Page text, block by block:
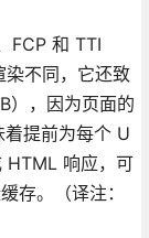
FCP 和 TTI
不同，它还致
），因为页面的
提前为每个 U
HTML 响应，可
存。（译注：